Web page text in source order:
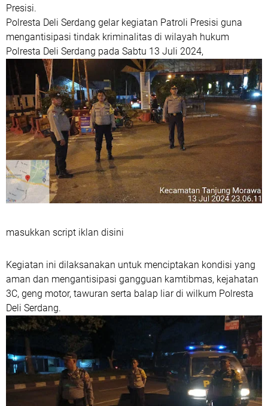
Presisi.
Polresta Deli Serdang gelar kegiatan Patroli Presisi guna
mengantisipasi tindak kriminalitas di wilayah hukum
Polresta Deli Serdang pada Sabtu 13 Juli 2024,
masukkan script iklan disini
Kegiatan ini dilaksanakan untuk menciptakan kondisi yang
aman dan mengantisipasi gangguan kamtibmas, kejahatan
3C, geng motor, tawuran serta balap liar di wilkum Polresta
Deli Serdang.